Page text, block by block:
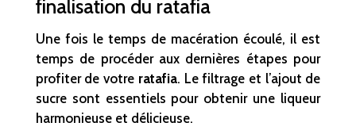
finalisation du ratafia
Une fois le temps de macération écoulé, il est
temps de procéder aux dernières étapes pour
profiter de votre ratafia. Le filtrage et l’ajout de
sucre sont essentiels pour obtenir une liqueur
harmonieuse et délicieuse.